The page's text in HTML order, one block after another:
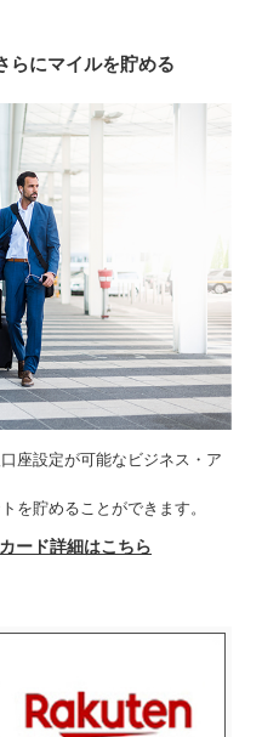
らにマイルを貯める
座設定が可能なビジネス・ア
を貯めることができます。
ード詳細はこちら